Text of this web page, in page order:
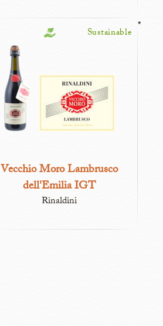
Sustainable
Vecchio Moro Lambrusco
dell'Emilia IGT
Rinaldini
*